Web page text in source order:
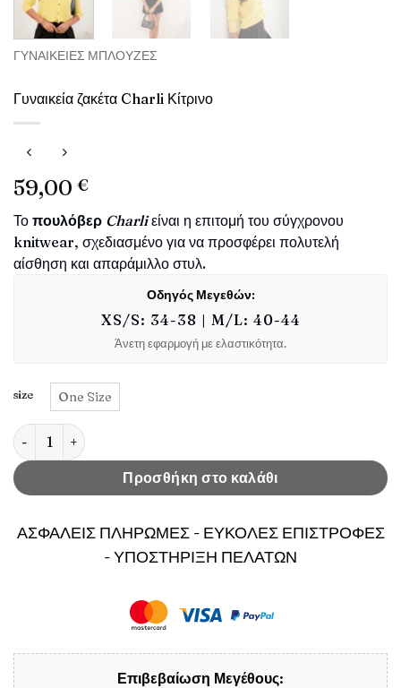
ΓΥΝΑΙΚΕΊΕΣ ΜΠΛΟΎΖΕΣ
Γυναικεία ζακέτα Charli Κίτρινο
59,00 €
Το πουλόβερ Charliείναι η επιτομή του σύγχρονου
knitwear, σχεδιασμένο για να προσφέρει πολυτελή
αίσθηση και απαράμιλλο στυλ.
Οδηγός Μεγεθών:
XS/S: 34-38 | M/L: 40-44
Άνετη εφαρμογή με ελαστικότητα.
size One Size
Γυναικεία ζακέτα Charli Κίτρινο ποσότητα
Προσθήκη στο καλάθι
ΑΣΦΑΛΕΙΣ ΠΛΗΡΩΜΕΣ - ΕΥΚΟΛΕΣ ΕΠΙΣΤΡΟΦΕΣ
- ΥΠΟΣΤΗΡΙΞΗ ΠΕΛΑΤΩΝ
Επιβεβαίωση Μεγέθους: